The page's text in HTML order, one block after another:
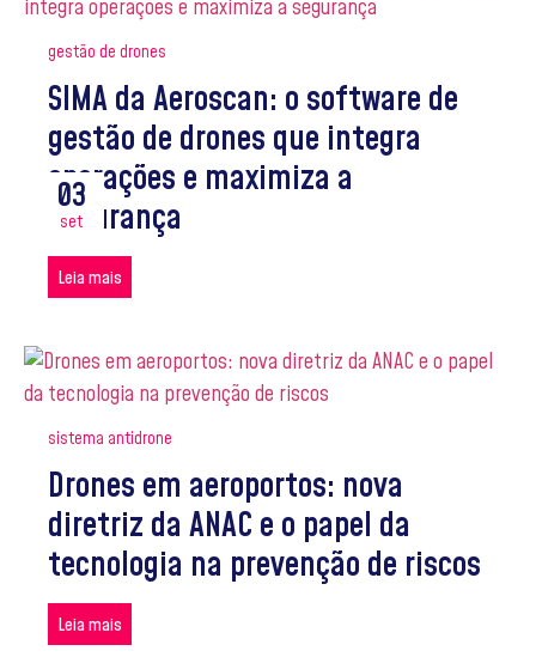
gestão de drones
SIMA da Aeroscan: o software de
gestão de drones que integra
operações e maximiza a
segurança
Leia mais
03
set
sistema antidrone
Drones em aeroportos: nova
diretriz da ANAC e o papel da
tecnologia na prevenção de riscos
Leia mais